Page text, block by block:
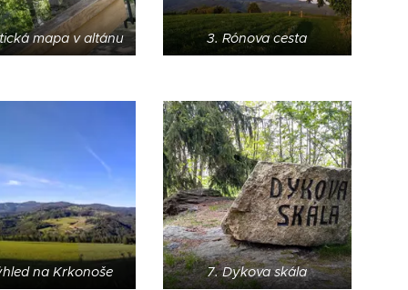
mapa v altánu 3. Rónova cesta
na Krkonoše 7. Dykova skála